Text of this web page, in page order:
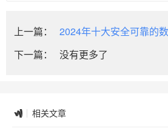
上一篇：
2024年十大安全可靠的
及评测
下一篇： 没有更多了
相关文章